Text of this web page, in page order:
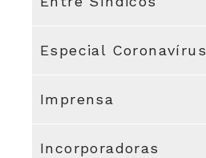
Especial Coronavírus
Imprensa
Incorporadoras